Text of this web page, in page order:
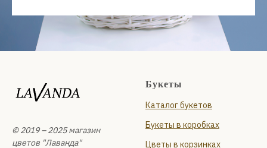
© 2019 – 2025 магазин
цветов "Лаванда"
Букеты
Каталог букетов
Букеты в коробках
Цветы в корзинках